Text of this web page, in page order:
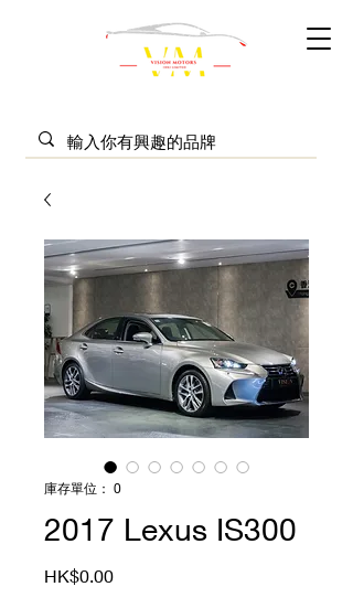
庫存單位： 0
2017 Lexus IS300
HK$0.00價